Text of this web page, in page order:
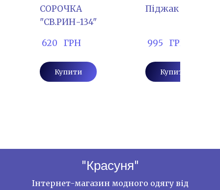
СОРОЧКА
"СВ.РИН-134"
620   ГРН
Купити
Піджак "БЕЛУ-
995   ГРН
Купити
"Красуня"
Інтернет-магазин модного одягу від